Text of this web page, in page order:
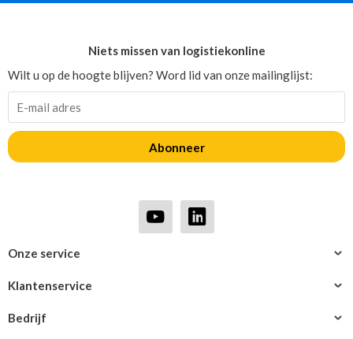
Bedrijf
Klantenservice
Onze service
Niets missen van logistiekonline
Wilt u op de hoogte blijven? Word lid van onze mailinglijst:
Abonneer